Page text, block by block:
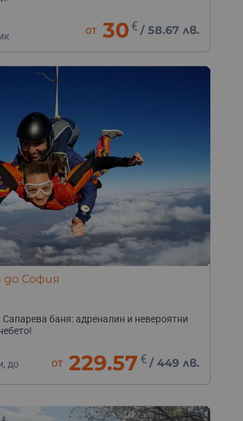
от 30 € / 58.67 лв.
до София
баня: адреналин и невероятни
до
от 229.57 € /449 лв.